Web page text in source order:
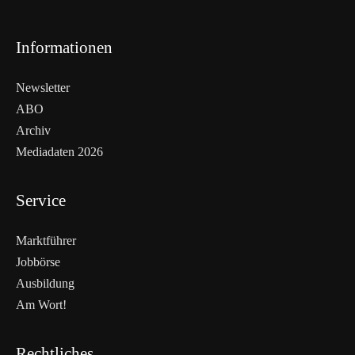
Informationen
Newsletter
ABO
Archiv
Mediadaten 2026
Service
Marktführer
Jobbörse
Ausbildung
Am Wort!